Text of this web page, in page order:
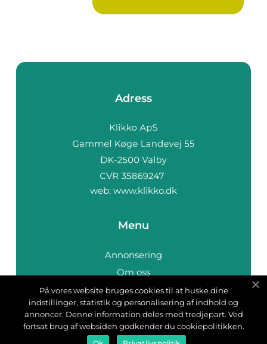
Adress
web: www.klikko.dk
Menu
Annonsering
Om oss
Cookies
Kontakta oss
Sitemap
På vores website bruges cookies til at huske dine
indstillinger, statistik og personalisering af indhold og
annoncer. Denne information deles med tredjepart. Ved
fortsat brug af websiden godkender du cookiepolitikken.